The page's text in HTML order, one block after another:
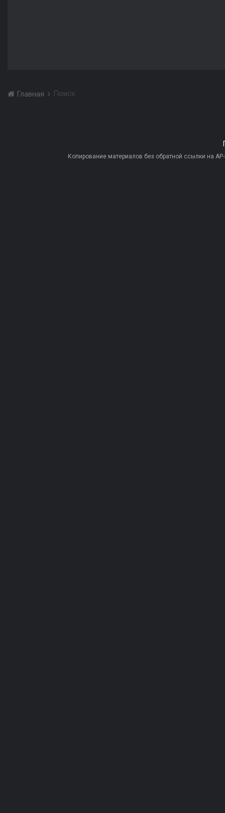
Главная Поиск
Копирование материалов без обратной ссылки на